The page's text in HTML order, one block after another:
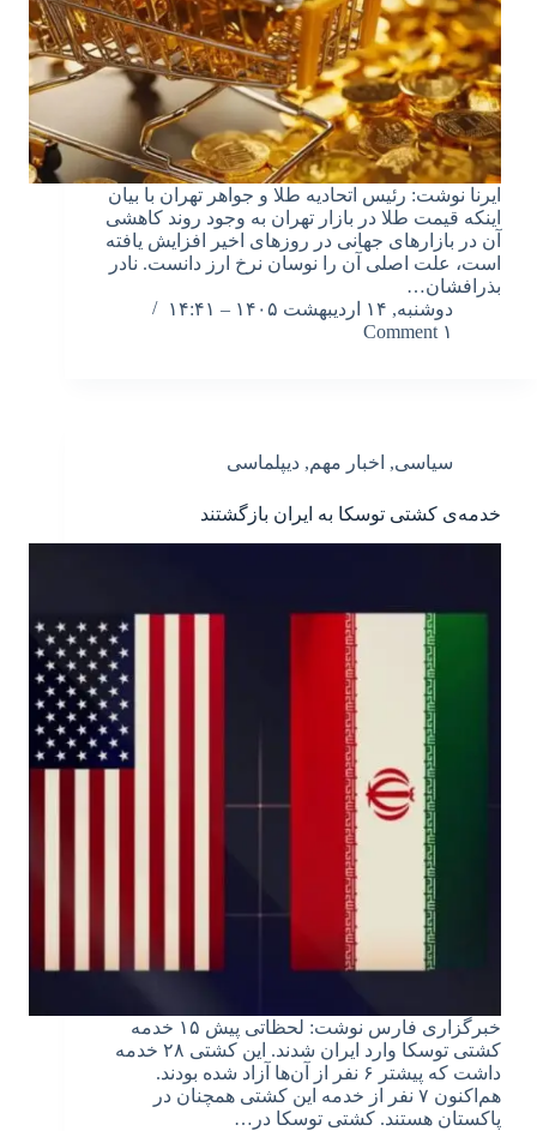
ایرنا نوشت: رئیس اتحادیه طلا و جواهر تهران با بیان
اینکه قیمت طلا در بازار تهران به وجود روند کاهشی
آن در بازارهای جهانی در روزهای اخیر افزایش یافته
است، علت اصلی آن را نوسان نرخ ارز دانست. نادر
بذرافشان…
دوشنبه, ۱۴ اردیبهشت ۱۴۰۵ – ۱۴:۴۱
۱ Comment
سیاسی, اخبار مهم, دیپلماسی
خدمه‌ی کشتی توسکا به ایران بازگشتند
خبرگزاری فارس نوشت: لحظاتی پیش ۱۵ خدمه
کشتی توسکا وارد ایران شدند. این کشتی ۲۸ خدمه
داشت که پیشتر ۶ نفر از آن‌ها آزاد شده بودند.
هم‌اکنون ۷ نفر از خدمه این کشتی همچنان در
پاکستان هستند. کشتی توسکا در…